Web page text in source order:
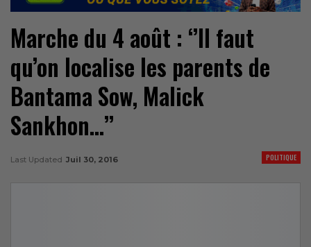
Marche du 4 août : ‘’II faut
qu’on localise les parents de
Bantama Sow, Malick
Sankhon…’’
POLITIQUE
Last Updated Juil 30, 2016